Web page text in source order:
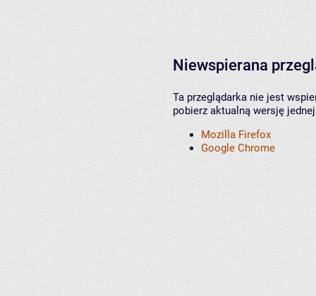
Niewspierana
Ta przeglądarka nie jest
pobierz aktualną wersję
Mozilla Firefox
Google Chrome